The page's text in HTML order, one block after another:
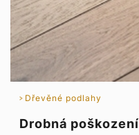
Dřevěné podlahy
Drobná